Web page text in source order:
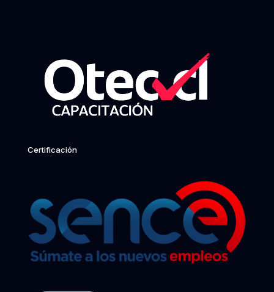
Certificación